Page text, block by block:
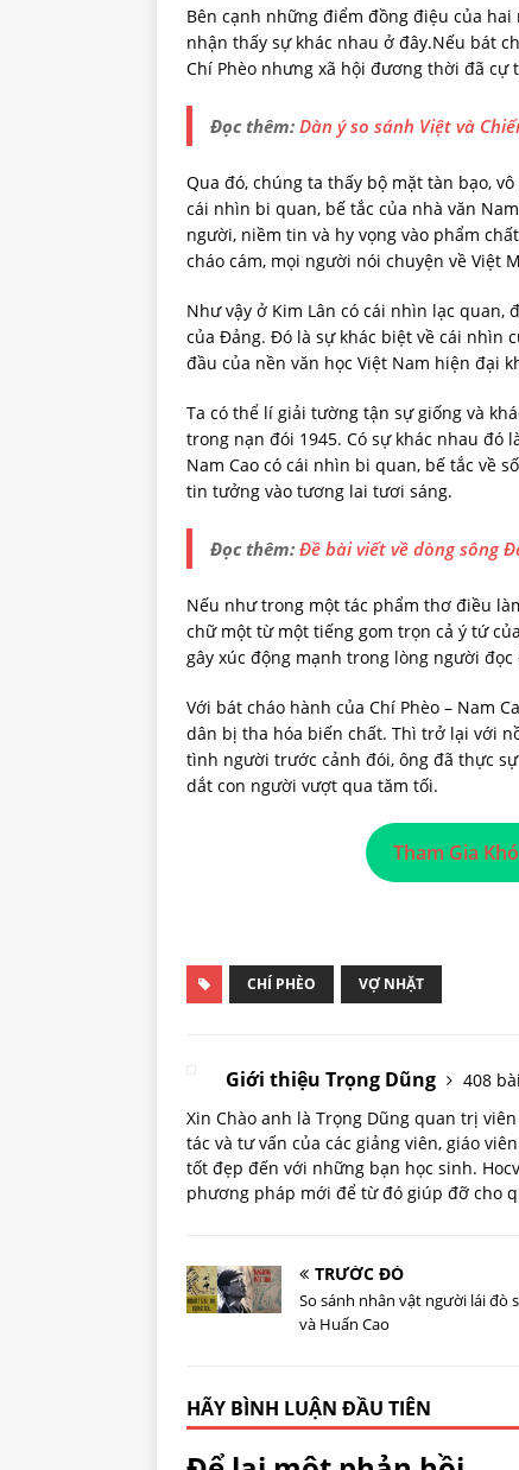
Bên cạnh những điểm đồng điệu của
nhận thấy sự khác nhau ở đây.Nếu bát
Chí Phèo nhưng xã hội đương thời đã cự
Đọc thêm: Dàn ý so sánh Việt và
Qua đó, chúng ta thấy bộ mặt tàn bạo,
cái nhìn bi quan, bế tắc của nhà văn
người, niềm tin và hy vọng vào phẩm
cháo cám, mọi người nói chuyện về Việt
Như vậy ở Kim Lân có cái nhìn lạc
của Đảng. Đó là sự khác biệt về cái nhìn
đầu của nền văn học Việt Nam hiện đại
Ta có thể lí giải tường tận sự giống và
trong nạn đói 1945. Có sự khác nhau đó
Nam Cao có cái nhìn bi quan, bế tắc về
tin tưởng vào tương lai tươi sáng.
Đọc thêm: Đề bài viết về dòng sông
Nếu như trong một tác phẩm thơ điều
chữ một từ một tiếng gom trọn cả ý tứ
gây xúc động mạnh trong lòng người
Với bát cháo hành của Chí Phèo – Nam
dân bị tha hóa biến chất. Thì trở lại với
tình người trước cảnh đói, ông đã thực
dắt con người vượt qua tăm tối.
Tham Gia
CHÍ PHÈO VỢ NHẶT
Giới thiệu Trọng Dũng
408
Xin Chào anh là Trọng Dũng quan trị
tác và tư vấn của các giảng viên, giáo
tốt đẹp đến với những bạn học sinh.
phương pháp mới để từ đó giúp đỡ cho
TRƯỚC ĐÓ
So sánh nhân vật người lái đò
và Huấn Cao
HÃY BÌNH LUẬN ĐẦU TIÊN